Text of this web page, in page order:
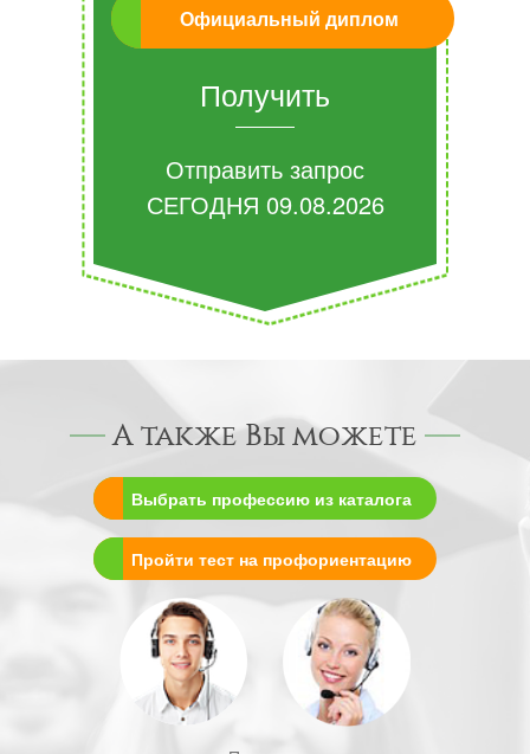
Официальный диплом
Получить
Отправить запрос
СЕГОДНЯ 09.08.2026
А также Вы можете
Выбрать профессию из каталога
Пройти тест на профориентацию